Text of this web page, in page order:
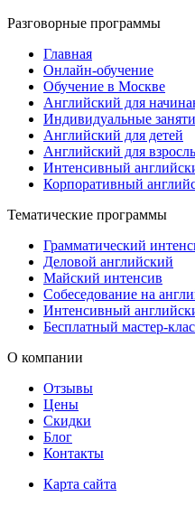
Разговорные программы
Главная
Онлайн-обучение
Обучение в Москве
Английский для
Индивидуальные
Английский для детей
Английский для
Интенсивный
Корпоративный
Тематические программы
Грамматический
Деловой английский
Майский интенсив
Собеседование на
Интенсивный
Бесплатный мастер-
О компании
Отзывы
Цены
Скидки
Блог
Контакты
Карта сайта